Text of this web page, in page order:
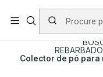
PORTES
Início
Colector de pó para